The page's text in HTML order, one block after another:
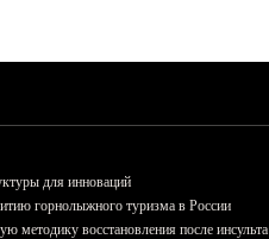
для инноваций
горнолыжного туризма в России
методику восстановления после инсульта